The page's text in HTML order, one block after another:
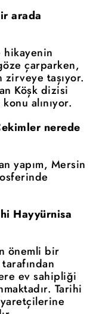
arada
hikayenin
çarparken,
zirveye taşıyor.
Köşk dizisi
alınıyor.
nerede
yapım, Mersin
Hayyürnisa
önemli bir
ev sahipliği
Tarihi